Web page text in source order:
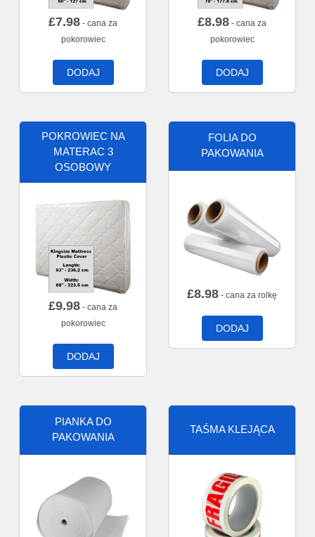
£7.98 - cana za
pokorowiec
DODAJ
£8.98 - cana za
pokorowiec
DODAJ
POKROWIEC NA
MATERAC 3
OSOBOWY
£9.98 - cana za
pokorowiec
DODAJ
FOLIA DO
PAKOWANIA
£8.98 - cana za rolkę
DODAJ
PIANKA DO
PAKOWANIA
TAŚMA KLEJĄCA